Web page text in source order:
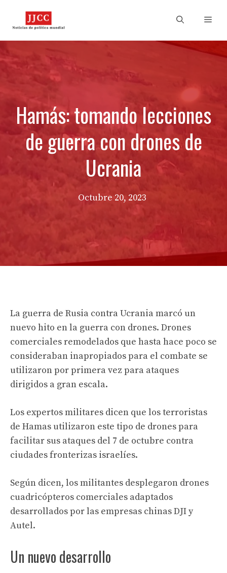
Hamás: tomando lecciones
de guerra con drones de
Ucrania
Octubre 20, 2023
La guerra de Rusia contra Ucrania marcó un
nuevo hito en la guerra con drones. Drones
comerciales remodelados que hasta hace poco se
consideraban inapropiados para el combate se
utilizaron por primera vez para ataques
dirigidos a gran escala.
Los expertos militares dicen que los terroristas
de Hamas utilizaron este tipo de drones para
facilitar sus ataques del 7 de octubre contra
ciudades fronterizas israelíes.
Según dicen, los militantes desplegaron drones
cuadricópteros comerciales adaptados
desarrollados por las empresas chinas DJI y
Autel.
Un nuevo desarrollo